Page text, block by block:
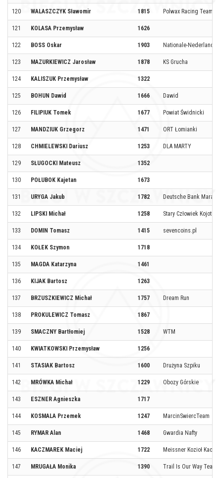
120 WALASZCZYK Sławomir 1815 Polwax Racing Team
121 KOLASA Przemysław 1626
122 BOSS Oskar 1903 Nationale-Nederlanden
123 MAZURKIEWICZ Jarosław 1878 KS Grucha
124 KALISZUK Przemysław 1322
125 BOHUN Dawid 1666 Dawid
126 FILIPIUK Tomek 1677 Powiat Świdnicki
127 MANDZIUK Grzegorz 1471 ORT Łomianki
128 CHMIELEWSKI Dariusz 1253 DLA MARTY
129 SŁUGOCKI Mateusz 1352
130 POŁUBOK Kajetan 1673
131 URYGA Jakub 1782 Deutsche Bank
132 LIPSKI Michał 1258 Stary Człowiek Kojot
133 DOMIN Tomasz 1415 sevencoins.pl
134 KOŁEK Szymon 1718
135 MAGDA Katarzyna 1461
136 KIJAK Bartosz 1263
137 BRZUSZKIEWICZ Michał 1757 Dream Run
138 PROKULEWICZ Tomasz 1867
139 SMACZNY Bartłomiej 1528 WTM
140 KWIATKOWSKI Przemysław 1256
141 STASIAK Bartosz 1600 Drużyna Szpiku
142 MRÓWKA Michał 1229 Obozy Górskie
143 ESZNER Agnieszka 1717
144 KOSMALA Przemek 1247 MarcinSwiercTeam
145 RYMAR Alan 1468 Gwardia Nafty
146 KACZMAREK Maciej 1722 Meissner Kozioł
147 MRUGAŁA Monika 1390 Trail Is Our Way Team